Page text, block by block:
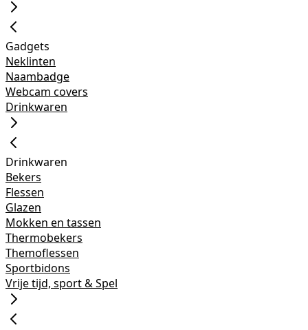
Gadgets
Neklinten
Naambadge
Webcam covers
Drinkwaren
Drinkwaren
Bekers
Flessen
Glazen
Mokken en tassen
Thermobekers
Themoflessen
Sportbidons
Vrije tijd, sport & Spel